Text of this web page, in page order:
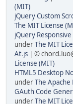
(MIT)
jQuery Custom
The MIT License
jQuery
underThe MIT
At.js | ©
License (MIT)
HTML5 Desktop
underThe Apache
GAuth Code
underThe MIT